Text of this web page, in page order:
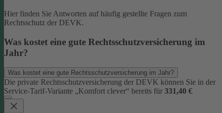
Hier finden Sie Antworten auf häufig gestellte Fragen zum
Rechtsschutz der DEVK.
Was kostet eine gute Rechtsschutzversicherung im
Jahr?
Was kostet eine gute Rechtsschutzversicherung im Jahr?
Die private Rechtsschutzversicherung der DEVK können Sie in der
Service-Tarif-Variante „Komfort clever“ bereits für 331,40 €